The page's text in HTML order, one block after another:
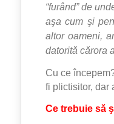
“furând” de
aşa cum şi
altor oameni,
datorită cărora
Cu ce
fi plictisitor, dar
Ce trebuie să